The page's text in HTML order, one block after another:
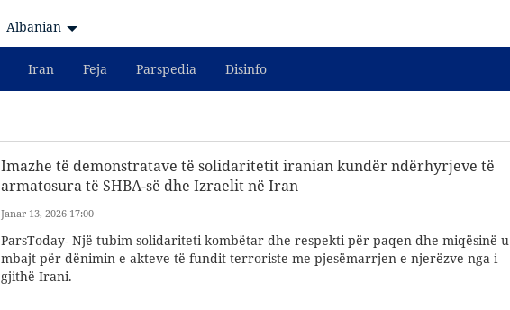
Albanian
Iran Feja Parspedia Disinfo
Imazhe të demonstratave të solidaritetit iranian kundër ndërhyrjeve të
armatosura të SHBA-së dhe Izraelit në Iran
Janar 13, 2026 17:00
ParsToday- Një tubim solidariteti kombëtar dhe respekti për paqen dhe miqësinë u
mbajt për dënimin e akteve të fundit terroriste me pjesëmarrjen e njerëzve nga i
gjithë Irani.